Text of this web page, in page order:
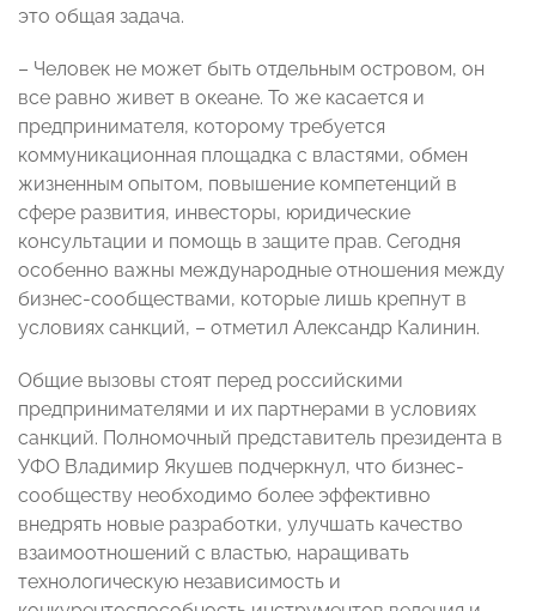
это общая задача.
– Человек не может быть отдельным островом, он
все равно живет в океане. То же касается и
предпринимателя, которому требуется
коммуникационная площадка с властями, обмен
жизненным опытом, повышение компетенций в
сфере развития, инвесторы, юридические
консультации и помощь в защите прав. Сегодня
особенно важны международные отношения между
бизнес-сообществами, которые лишь крепнут в
условиях санкций, – отметил Александр Калинин.
Общие вызовы стоят перед российскими
предпринимателями и их партнерами в условиях
санкций. Полномочный представитель президента в
УФО Владимир Якушев подчеркнул, что бизнес-
сообществу необходимо более эффективно
внедрять новые разработки, улучшать качество
взаимоотношений с властью, наращивать
технологическую независимость и